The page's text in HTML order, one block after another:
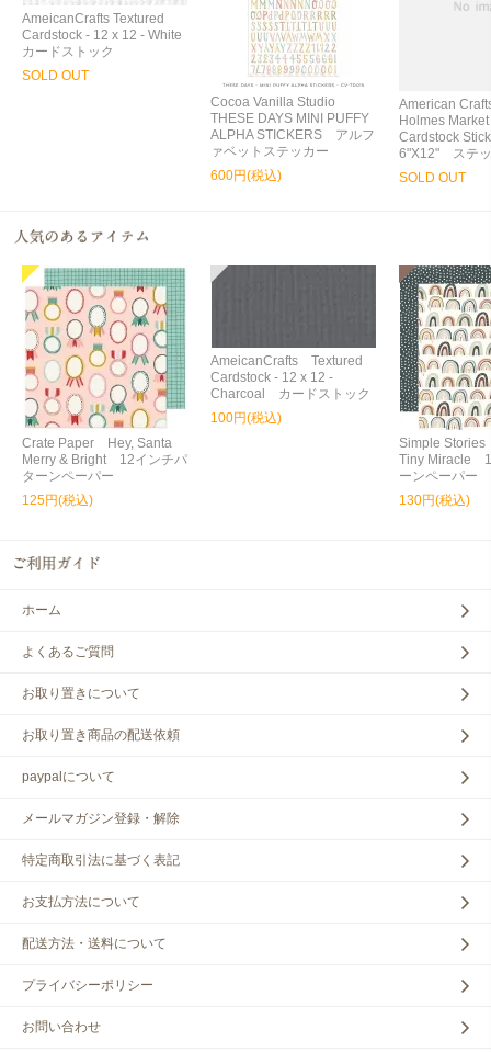
AmeicanCrafts Textured
Cardstock - 12 x 12 - White
カードストック
SOLD OUT
Cocoa Vanilla Studio
THESE DAYS MINI PUFFY
ALPHA STICKERS アルフ
ァベットステッカー
600円(税込)
American
Holmes
Cardstock
6"X12" ステ
SOLD OUT
Crate Paper Hey, Santa
Merry & Bright 12インチパ
ターンペーパー
125円(税込)
AmeicanCrafts Textured
Cardstock - 12 x 12 -
Charcoal カードストック
100円(税込)
Simple
Tiny Miracle
ーンペーパー
130円(税込)
ホーム
よくあるご質問
お取り置きについて
お取り置き商品の配送依頼
paypalについて
メールマガジン登録・解除
特定商取引法に基づく表記
お支払方法について
配送方法・送料について
プライバシーポリシー
お問い合わせ